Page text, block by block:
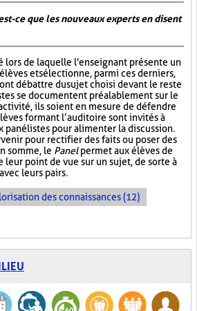
ce que les nouveaux experts en disent
lors de laquelle l'enseignant présente un
et sélectionne, parmi ces derniers,
débattre du sujet choisi devant le reste
se documentent préalablement sur le
ils soient en mesure de défendre
formant l’auditoire sont invités à
panélistes pour alimenter la discussion.
pour rectifier des faits ou poser des
somme, le Panelpermet aux élèves de
leur point de vue sur un sujet, de sorte à
leurs pairs.
des connaissances (12)